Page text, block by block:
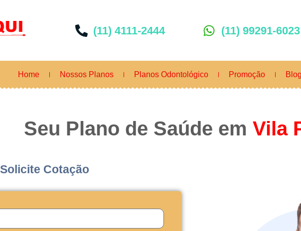
(11) 4111-2444 (11) 99291-6023
Home Nossos Planos Planos Odontológico Promoção
Seu Plano de Saúde em Vila
Solicite Cotação